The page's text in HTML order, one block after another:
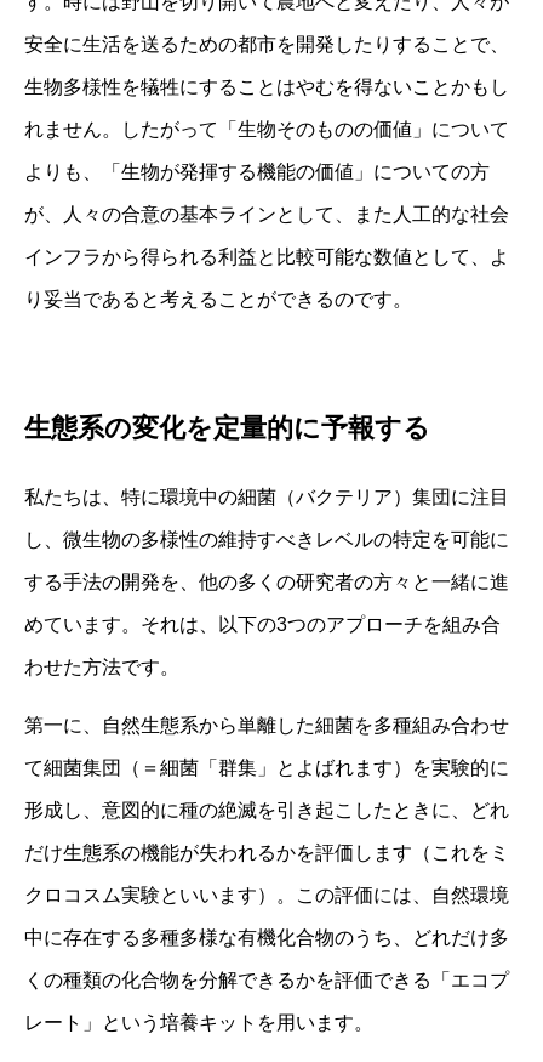
安全に生活を送るための都市を開発したりすることで、
生物多様性を犠牲にすることはやむを得ないことかもし
れません。したがって「生物そのものの価値」について
よりも、「生物が発揮する機能の価値」についての方
が、人々の合意の基本ラインとして、また人工的な社会
インフラから得られる利益と比較可能な数値として、よ
り妥当であると考えることができるのです。
生態系の変化を定量的に予報する
私たちは、特に環境中の細菌（バクテリア）集団に注目
し、微生物の多様性の維持すべきレベルの特定を可能に
する手法の開発を、他の多くの研究者の方々と一緒に進
めています。それは、以下の3つのアプローチを組み合
わせた方法です。
第一に、自然生態系から単離した細菌を多種組み合わせ
て細菌集団（＝細菌「群集」とよばれます）を実験的に
形成し、意図的に種の絶滅を引き起こしたときに、どれ
だけ生態系の機能が失われるかを評価します（これをミ
クロコスム実験といいます）。この評価には、自然環境
中に存在する多種多様な有機化合物のうち、どれだけ多
くの種類の化合物を分解できるかを評価できる「エコプ
レート」という培養キットを用います。